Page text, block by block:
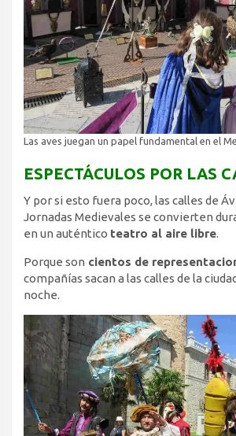
Las aves juegan un papel fundamental en el
ESPECTÁCULOS POR LAS
Y por si esto fuera poco, las calles de
Jornadas Medievales se convierten
en un auténtico teatro al aire libre.
Porque son cientos de
compañías sacan a las calles de la
noche.